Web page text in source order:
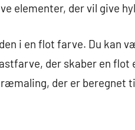
elementer, der vil give
i en flot farve. Du kan
der skaber en
der er beregnet